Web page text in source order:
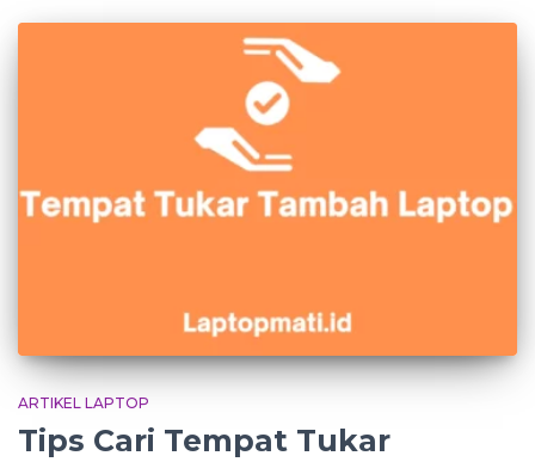
ARTIKEL LAPTOP
Tips Cari Tempat Tukar